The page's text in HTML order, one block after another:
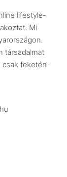
lifestyle-
Mi
társadalmat
csak feketén-